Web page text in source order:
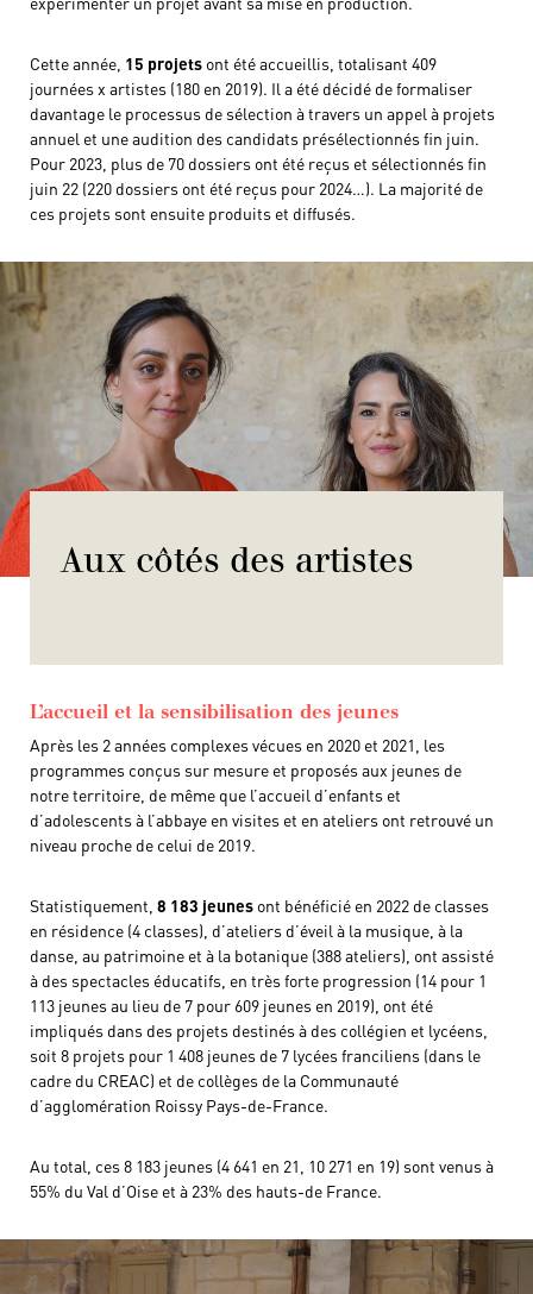
Cette année, 15 projets ont été accueillis, totalisant 409
journées x artistes (180 en 2019). Il a été décidé de formaliser
davantage le processus de sélection à travers un appel à projets
annuel et une audition des candidats présélectionnés fin juin.
Pour 2023, plus de 70 dossiers ont été reçus et sélectionnés fin
juin 22 (220 dossiers ont été reçus pour 2024…). La majorité de
ces projets sont ensuite produits et diffusés.
Aux côtés des artistes
L’accueil et la sensibilisation des jeunes
Après les 2 années complexes vécues en 2020 et 2021, les
programmes conçus sur mesure et proposés aux jeunes de
notre territoire, de même que l’accueil d’enfants et
d’adolescents à l’abbaye en visites et en ateliers ont retrouvé un
niveau proche de celui de 2019.
Statistiquement, 8 183 jeunes ont bénéficié en 2022 de classes
en résidence (4 classes), d’ateliers d’éveil à la musique, à la
danse, au patrimoine et à la botanique (388 ateliers), ont assisté
à des spectacles éducatifs, en très forte progression (14 pour 1
113 jeunes au lieu de 7 pour 609 jeunes en 2019), ont été
impliqués dans des projets destinés à des collégien et lycéens,
soit 8 projets pour 1 408 jeunes de 7 lycées franciliens (dans le
cadre du CREAC) et de collèges de la Communauté
d’agglomération Roissy Pays-de-France.
Au total, ces 8 183 jeunes (4 641 en 21, 10 271 en 19) sont venus à
55% du Val d’Oise et à 23% des hauts-de France.